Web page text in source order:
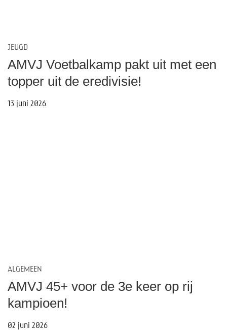
JEUGD
AMVJ Voetbalkamp pakt uit met een
topper uit de eredivisie!
13 juni 2026
ALGEMEEN
AMVJ 45+ voor de 3e keer op rij
kampioen!
02 juni 2026